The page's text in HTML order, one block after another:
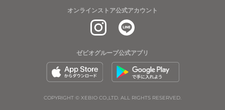
オンラインストア公式アカウント
ゼビオグループ公式アプリ
COPYRIGHT © XEBIO CO.,LTD. ALL RIGHTS RESERVED.